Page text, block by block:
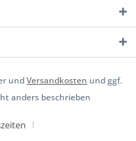
undVersandkosten und ggf.
anders beschrieben